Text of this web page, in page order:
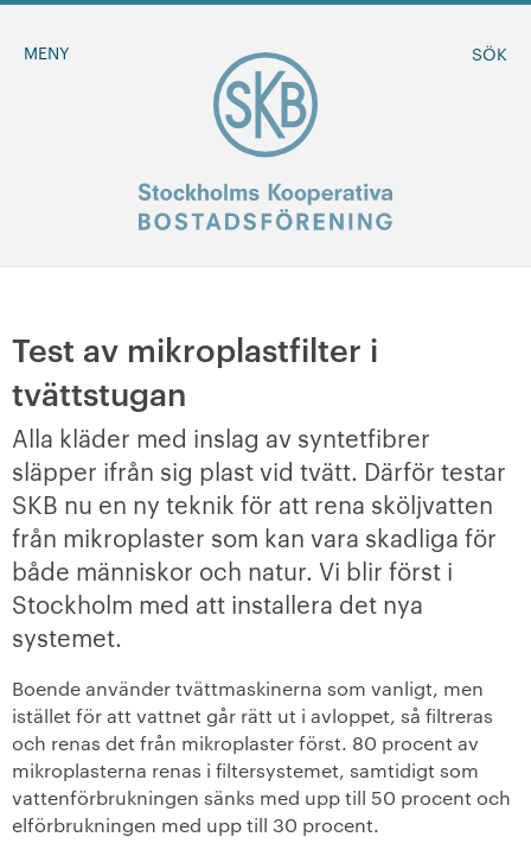
SÖK
MENY
MINA SIDOR
Om oss
+
Sök ledigt
+
Våra bostäder
Vår boendeform
Jobba hos oss
Test av mikroplastfilter i
tvättstugan
Alla kläder med inslag av syntetfibrer
släpper ifrån sig plast vid tvätt. Därför testar
SKB nu en ny teknik för att rena sköljvatten
från mikroplaster som kan vara skadliga för
både människor och natur. Vi blir först i
Stockholm med att installera det nya
systemet.
Boende använder tvättmaskinerna som vanligt, men
istället för att vattnet går rätt ut i avloppet, så filtreras
och renas det från mikroplaster först. 80 procent av
mikroplasterna renas i filtersystemet, samtidigt som
vattenförbrukningen sänks med upp till 50 procent och
elförbrukningen med upp till 30 procent.